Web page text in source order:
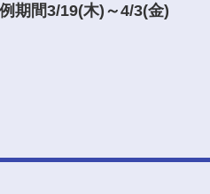
期間3/19(木)～4/3(金)